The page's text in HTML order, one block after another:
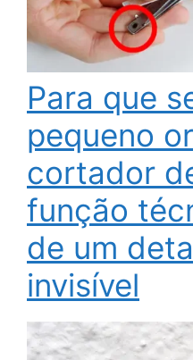
Para que
pequeno
cortador
função
de um
invisível